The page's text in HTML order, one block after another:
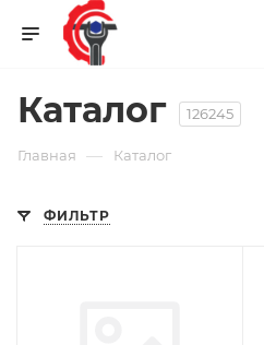
Каталог 126245
Главная — Каталог
ФИЛЬТР